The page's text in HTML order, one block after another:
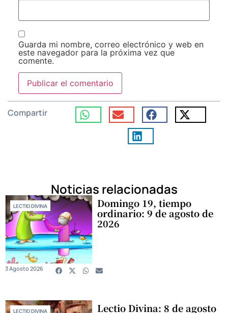
Guarda mi nombre, correo electrónico y web en
este navegador para la próxima vez que
comente.
Compartir
Noticias relacionadas
LECTIO DIVINA Domingo 19, tiempo
ordinario: 9 de agosto de
2026
3 Agosto 2026
LECTIO DIVINA Lectio Divina: 8 de agosto